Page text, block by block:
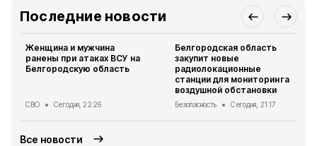
Последние новости
Женщина и мужчина
ранены при атаках ВСУ на
Белгородскую область
СВО Сегодня, 22:26
Белгородская область
закупит новые
радиолокационные
станции для мониторинга
воздушной обстановки
Безопасность Сегодня, 21:17
Все новости